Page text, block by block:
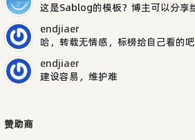
endjiaer
哈，转载无情感，标榜给自己看的吧
endjiaer
建设容易，维护难
赞助商